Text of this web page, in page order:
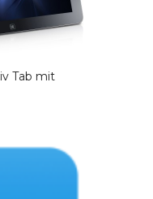
Tab mit